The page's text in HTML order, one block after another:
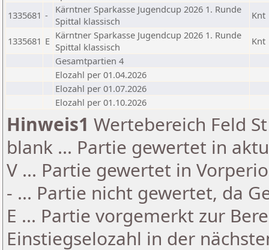
1335681 -
Kärntner Sparkasse Jugendcup 2026 1. Runde
Spittal klassisch
Knt
1335681 E Kärntner Sparkasse Jugendcup 2026 1. Runde
Spittal klassisch
Knt
Gesamtpartien 4
Elozahl per 01.04.2026
Elozahl per 01.07.2026
Elozahl per 01.10.2026
Hinweis1 Wertebereich Feld
blank ... Partie gewertet in
V ... Partie gewertet in
- ... Partie nicht gewertet, da
E ... Partie vorgemerkt zur
Einstiegselozahl in der